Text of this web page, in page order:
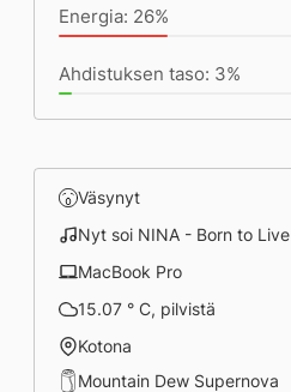
Energia: 26%
Ahdistuksen taso: 3%
Väsynyt
Nyt soi NINA - Born to Live
MacBook Pro
15.07 ° C, pilvistä
Kotona
Mountain Dew Supernova